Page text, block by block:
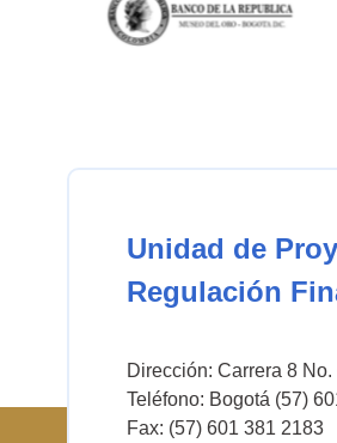
Unidad de
Regulación
Dirección: Carrera 8
Teléfono: Bogotá (57)
Fax: (57) 601 381 2183